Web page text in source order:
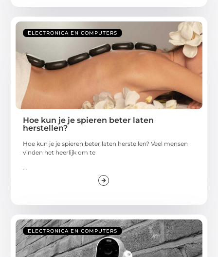
ELECTRONICA EN COMPUTERS
Hoe kun je je spieren beter laten
herstellen?
Hoe kun je je spieren beter laten herstellen? Veel mensen
vinden het heerlijk om te
...
ELECTRONICA EN COMPUTERS